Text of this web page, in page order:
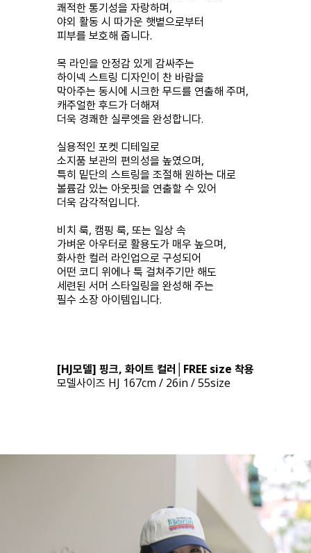
쾌적한 통기성을 자랑하며,
야외 활동 시 따가운 햇볕으로부터
피부를 보호해 줍니다.
목 라인을 안정감 있게 감싸주는
하이넥 스트링 디자인이 찬 바람을
막아주는 동시에 시크한 무드를 연출해 주며,
캐주얼한 후드가 더해져
더욱 경쾌한 실루엣을 완성합니다.
실용적인 포켓 디테일로
소지품 보관의 편의성을 높였으며,
특히 밑단의 스트링을 조절해 원하는 대로
볼륨감 있는 아웃핏을 연출할 수 있어
더욱 감각적입니다.
비치 룩, 캠핑 룩, 또는 일상 속
가벼운 아우터로 활용도가 매우 높으며,
화사한 컬러 라인업으로 구성되어
어떤 코디 위에나 툭 걸쳐주기만 해도
세련된 서머 스타일링을 완성해 주는
필수 소장 아이템입니다.
[HJ모델] 핑크, 화이트 컬러│FREE size 착용
모델사이즈 HJ 167cm / 26in / 55size